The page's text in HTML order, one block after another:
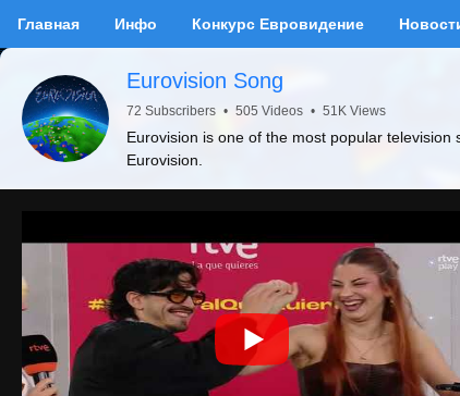
Главная Инфо Конкурс Евровидение
Eurovision Song
72 Subscribers • 505 Videos • 51K Views
Eurovision is one of the most popular
Eurovision.